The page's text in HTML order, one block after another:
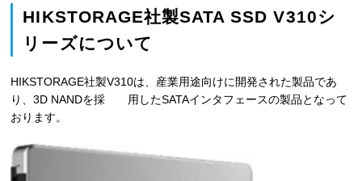
HIKSTORAGE社製SATA SSD V310シ
リーズについて
HIKSTORAGE社製V310は、産業用途向けに開発された製品であ
り、3D NANDを採 用したSATAインタフェースの製品となって
おります。